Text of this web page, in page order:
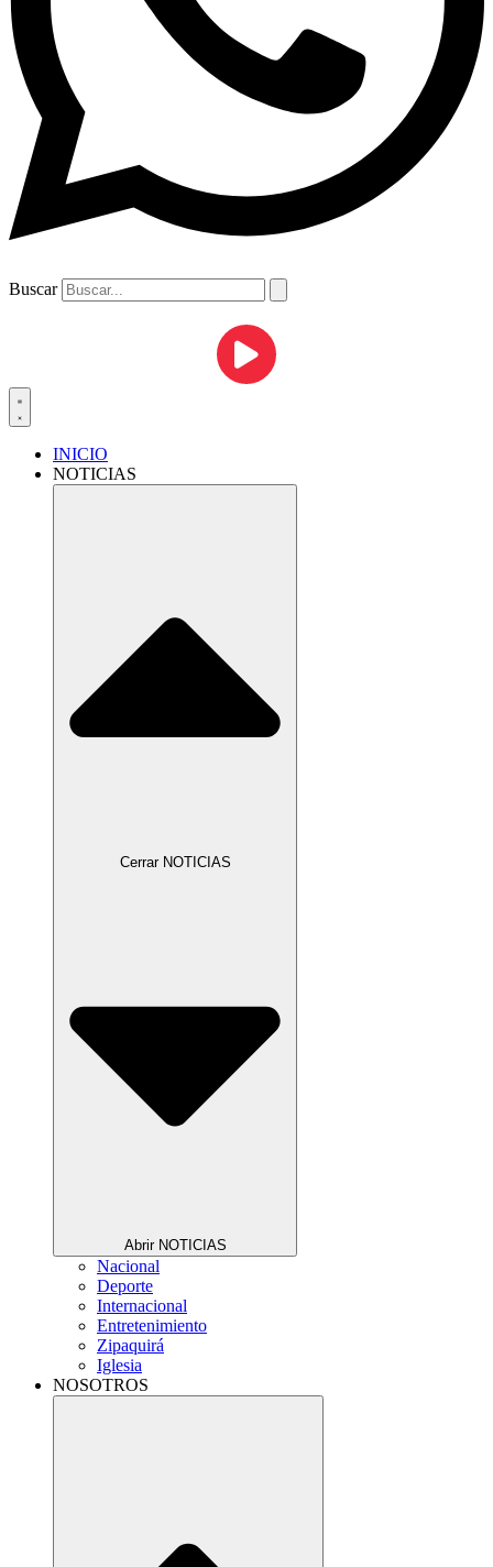
Buscar
INICIO
NOTICIAS
Cerrar NOTICIAS
Abrir NOTICIAS
Nacional
Deporte
Internacional
Entretenimiento
Zipaquirá
Iglesia
NOSOTROS